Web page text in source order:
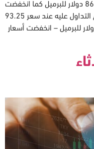
للبرميل مقارنة مع الافتتاحية عند سعر 86.92 دولار للبرميل كما انخفضت
العقود الاجلة للخام برنت 0.65 بالمئة ليتم التداول عليه عند سعر 93.25
مقارنة مع الافتتاحية عند 93.86 دولار للبرميل – انخفضت أسعار